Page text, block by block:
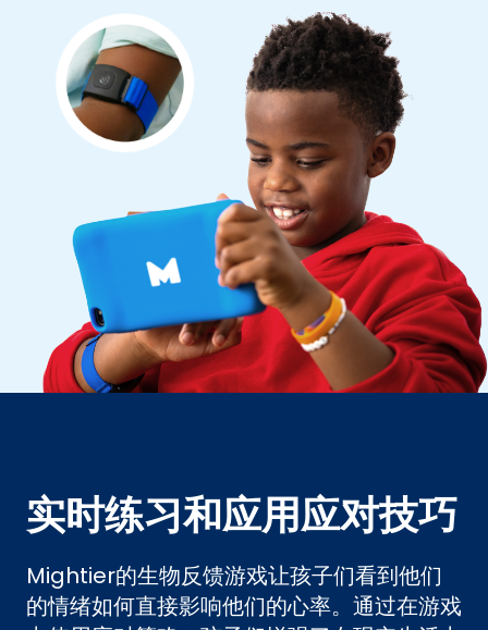
实时练习和应用应对技巧
Mightier的生物反馈游戏让孩子们看到他们
的情绪如何直接影响他们的心率。通过在游戏